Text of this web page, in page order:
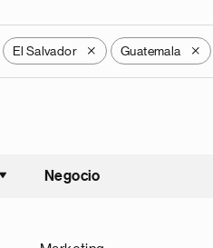
El Salvador X Guatemala X
Ordenar
Negocio